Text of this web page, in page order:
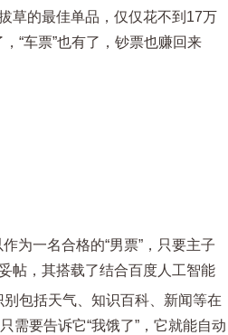
草的最佳单品，仅仅花不到17万
“车票”也有了，钞票也赚回来
为一名合格的“男票”，只要主子
帖，其搭载了结合百度人工智能
包括天气、知识百科、新闻等在
需要告诉它“我饿了”，它就能自动